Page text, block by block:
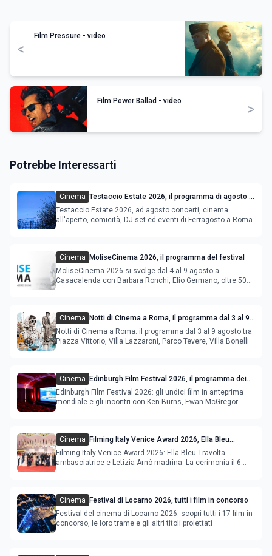
<
Film Pressure - video
Film Power Ballad - video
>
Potrebbe Interessarti
Cinema Testaccio Estate 2026, il programma di agosto e
Ferragosto
Testaccio Estate 2026, ad agosto concerti, cinema
all'aperto, comicità, DJ set ed eventi di Ferragosto a Roma.
Cinema
MoliseCinema 2026, il programma del festival
MoliseCinema 2026 si svolge dal 4 al 9 agosto a
Casacalenda con Barbara Ronchi, Elio Germano, oltre 50
Cinema
Notti di Cinema a Roma, il programma dal 3 al 9
agosto
Notti di Cinema a Roma: il programma dal 3 al 9 agosto tra
Piazza Vittorio, Villa Lazzaroni, Parco Tevere, Villa Bonelli
Cinema
Edinburgh Film Festival 2026, il programma dei
film in anteprima mondiale
Edinburgh Film Festival 2026: gli undici film in anteprima
mondiale e gli incontri con Ken Burns, Ewan McGregor
Cinema
Filming Italy Venice Award 2026, Ella Bleu
Travolta ambasciatrice e Letizia Arnò madrina
Filming Italy Venice Award 2026: Ella Bleu Travolta
ambasciatrice e Letizia Arnò madrina. La cerimonia il 6
Cinema
Festival di Locarno 2026, tutti i film in concorso
Festival del cinema di Locarno 2026: scopri tutti i 17 film in
concorso, le loro trame e gli altri titoli proiettati